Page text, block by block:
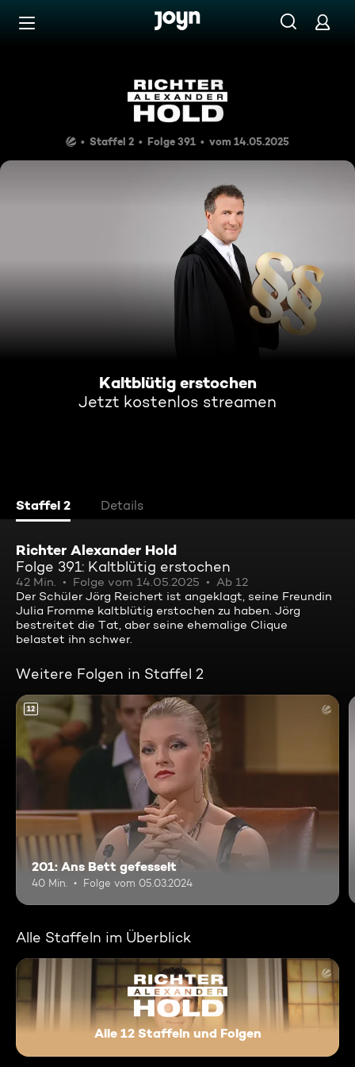
Zum Inhalt springen
Kaltblütig erstochen
Staffel 2 Folge 391 vom 14.05.2025
Kaltblütig erstochen
Jetzt kostenlos streamen
Staffel 2 Details
Richter Alexander Hold
Folge 391: Kaltblütig erstochen
42 Min. Folge vom 14.05.2025
Ab 12
Der Schüler Jörg Reichert ist angeklagt, seine Freundin
Julia Fromme kaltblütig erstochen zu haben. Jörg
bestreitet die Tat, aber seine ehemalige Clique
belastet ihn schwer.
Weitere Folgen in Staffel 2
12
201: Ans Bett gefesselt
40 Min. Folge vom 05.03.2024
Alle Staffeln im Überblick
Alle 12 Staffeln und Folgen